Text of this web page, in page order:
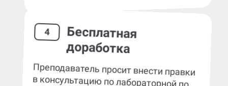
4 Бесплатная
доработка
Преподаватель просит внести правки
в консультацию по лабораторной по